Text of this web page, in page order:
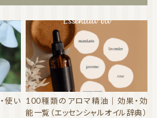
100種類のアロマ精油｜効果・効
能一覧（エッセンシャルオイル辞典）